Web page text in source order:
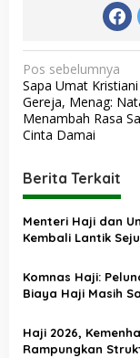
N
a
v
i
g
a
s
i
p
o
s
Pos sebelumnya
Sapa Umat
Gereja, Menag:
Menambah Rasa
Cinta Damai
Berita Terkait
Menteri Haji dan
Kembali Lantik
Daftarnya
Komnas Haji:
Biaya Haji Masih
Haji 2026,
Rampungkan